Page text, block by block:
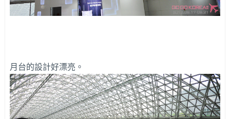
月台的設計好漂亮。